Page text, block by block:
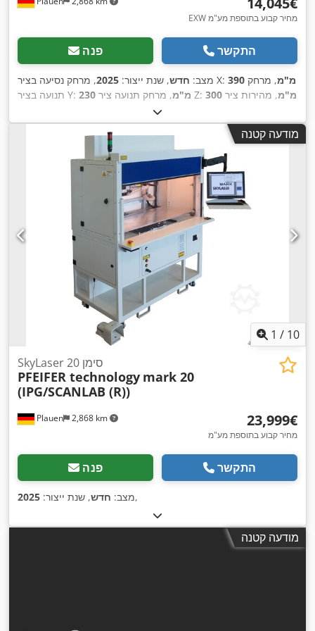
EXW מחיר קבוע בתוספת מע"מ
פנה התקשר
מצב: חדש, שנת ייצור: 2025 , מרחק נסיעה בציר X: 390 מ"מ, מרחק
תנועה בציר Y:
230 מ"מ , מרחק תנועה ציר Z: 300 מ"מ, מהירות ציר
, מהירות ציר (מקסימלית):
משקל כולל:450 ק"ג , קוטר הכלי:14 מ"מ , משך האחריות:24
חודשים, כוח:2 קילוואט (2.72 כ"ס) , מודעה קטנה
1 / 10
Plauen 2,868 km
SkyLaser סימן 20
PFEIFER technology mark 20
(IPG/SCANLAB (R))
‏23,999 ‏€
מחיר קבוע בתוספת מע"מ
פנה התקשר
מצב: חדש, שנת ייצור: 2025 ,
מודעה קטנה